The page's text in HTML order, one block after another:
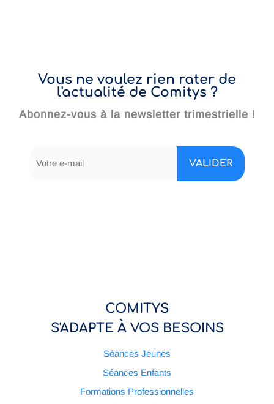
Vous ne voulez rien rater de
l'actualité de Comitys ?
Abonnez-vous à la newsletter trimestrielle !
COMITYS
S'ADAPTE À VOS BESOINS
Séances Jeunes
Séances Enfants
Formations Professionnelles